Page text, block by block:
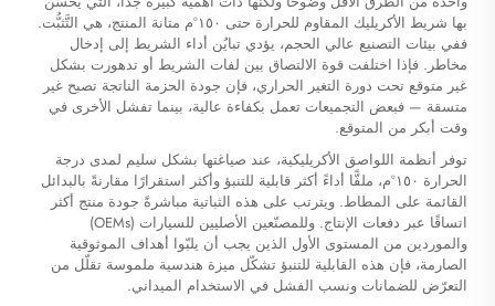
بها شريط الأكريليك المقاوم للحرارة حتى ١٥٠°م متانة المنتج، هي التَّثبُّت.
ففي بيئات التصنيع عالي الحجم، يؤدي تبايُن أداء الشريط إلى إدخال
مخاطر. فإذا اختلفت قوة الالتصاق بين لفات الشريط أو تدهورت بشكل
غير متوقع تحت دورة التغير الحراري، فإن جودة الحزمة الناتجة تصبح غير
متسقة — فبعض التجميعات تعمل بكفاءة عالية، بينما تفشل الأخرى في
وقت أبكر من المتوقع.
توفر أنظمة اللواصق الأكريليكية، عند صياغتها بشكل سليم لمدى درجة
الحرارة ١٥٠°م، ملفًّا أداءً أكثر قابلية للتنبؤ وأكثر استقرارًا مقارنةً بالبدائل
القائمة على المطاط. ويترتب على هذه الثباتية مباشرةً جودة منتج أكثر
اتساقًا عبر دفعات الإنتاج. وللمصنّعين الأصليين للسيارات (OEMs)
والموردين من المستوى الأول الذين يجب أن يلبّوا أهداف الموثوقية
الصارمة، فإن هذه القابلية للتنبؤ تشكّل ميزة هندسية ملموسة تقلّل من
التعرّض للضمانات ونسب الفشل في الاستخدام الميداني.